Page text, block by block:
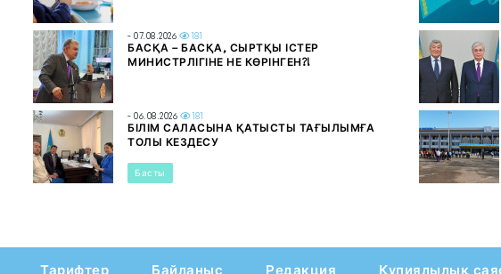
- 07.08.2026 181
БАСҚА – БАСҚА, СЫРТҚЫ ІСТЕР
МИНИСТРЛІГІНЕ НЕ КӨРІНГЕН?!
- 06.08.2026 181
БІЛІМ САЛАСЫНА ҚАТЫСТЫ ТАҒЫЛЫМҒА
ТОЛЫ КЕЗДЕСУ
Басты
Тарифтер Байланыс Редакция Құпиялылық